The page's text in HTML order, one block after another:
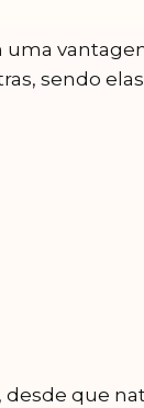
uma
sendo
que